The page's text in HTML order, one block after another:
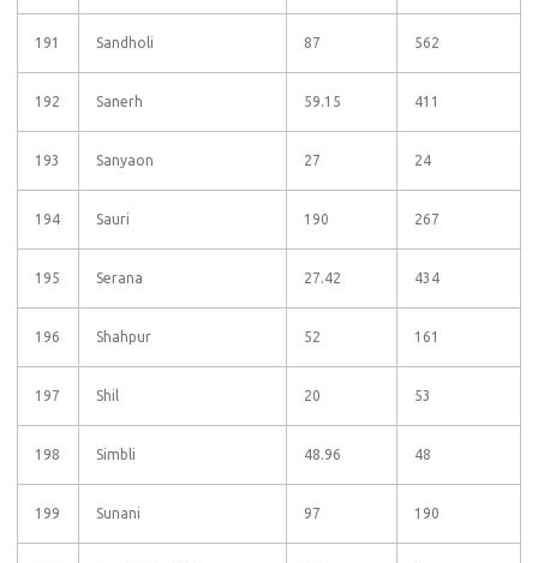
191 Sandholi 87 562
192 Sanerh 59.15 411
193 Sanyaon 27 24
194 Sauri 190 267
195 Serana 27.42 434
196 Shahpur 52 161
197 Shil 20 53
198 Simbli 48.96 48
199 Sunani 97 190